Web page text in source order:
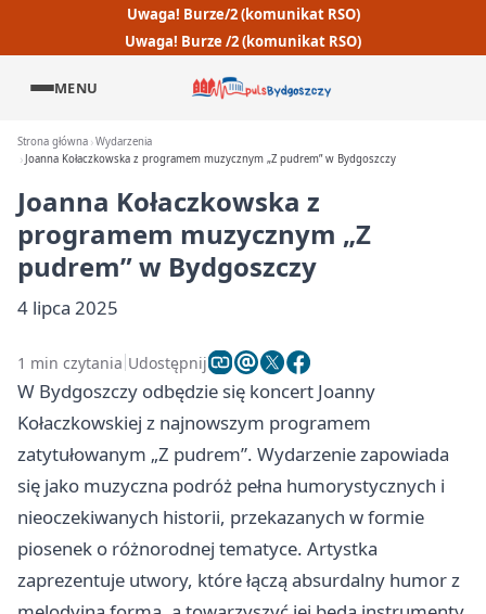
Uwaga! Burze/2 (komunikat RSO)
Uwaga! Burze /2 (komunikat RSO)
MENU
Strona główna Wydarzenia
Joanna Kołaczkowska z programem muzycznym „Z pudrem” w Bydgoszczy
Joanna Kołaczkowska z
programem muzycznym „Z
pudrem” w Bydgoszczy
4 lipca 2025
1 min czytania Udostępnij
W Bydgoszczy odbędzie się koncert Joanny
Kołaczkowskiej z najnowszym programem
zatytułowanym „Z pudrem”. Wydarzenie zapowiada
się jako muzyczna podróż pełna humorystycznych i
nieoczekiwanych historii, przekazanych w formie
piosenek o różnorodnej tematyce. Artystka
zaprezentuje utwory, które łączą absurdalny humor z